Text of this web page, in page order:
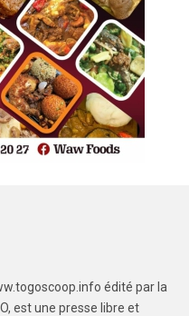
édité par la
est une presse libre et